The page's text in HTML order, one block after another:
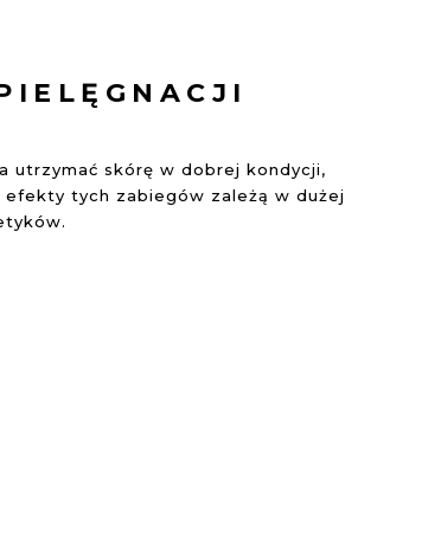
utrzymać skórę w dobrej kondycji,
tych zabiegów zależą w dużej